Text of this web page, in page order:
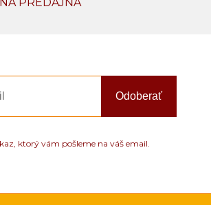
Odoberať
ktorý vám pošleme na váš email.